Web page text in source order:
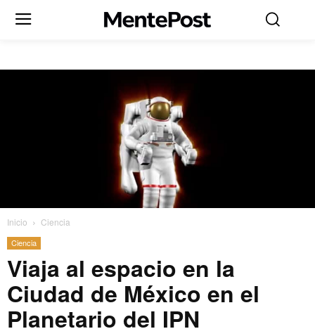
Inicio Ciencia
Ciencia
Viaja al espacio en la
Ciudad de México en el
Planetario del IPN